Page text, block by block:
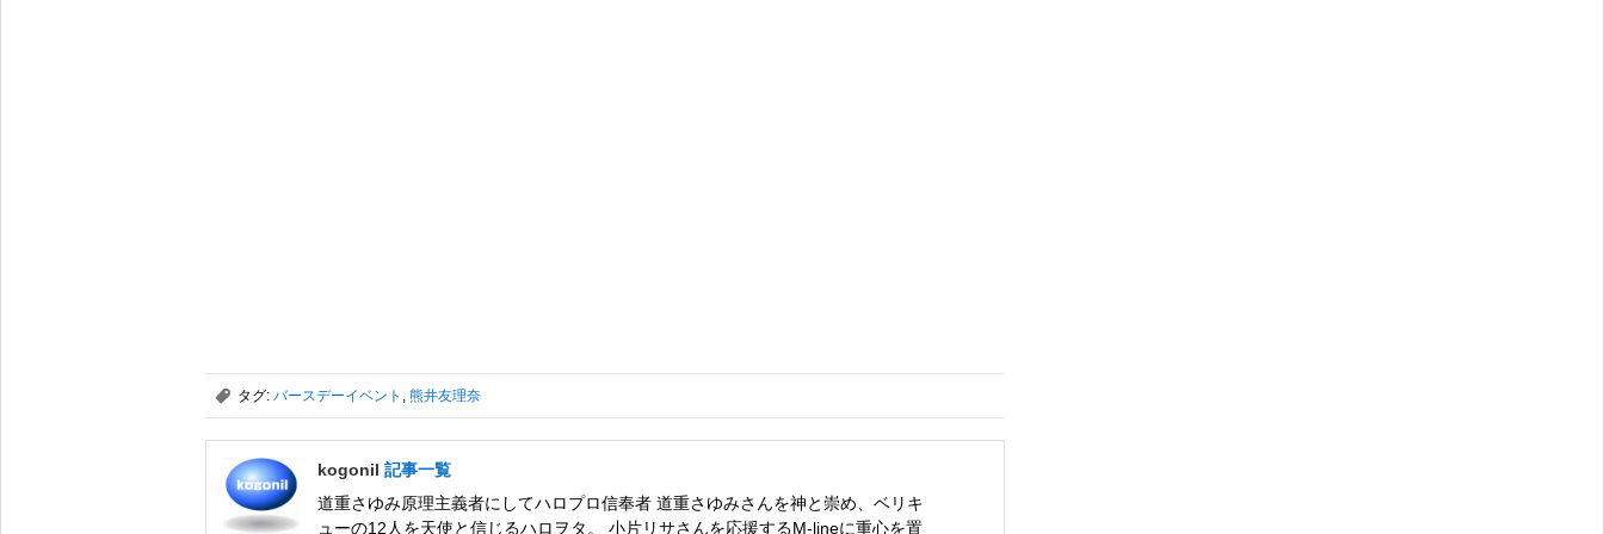
, タグ: バースデーイベント 熊井友理奈
kogonil 記事一覧
道重さゆみ原理主義者にしてハロプロ信奉者 道重さゆみさんを神と崇め、ベリキ
ューの12人を天使と信じるハロヲタ。 小片リサさんを応援するM-lineに重心を置